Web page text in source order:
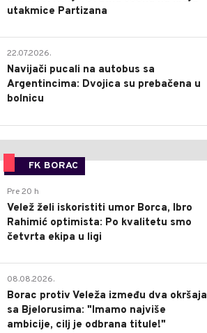
utakmice Partizana
22.07.2026.
Navijači pucali na autobus sa
Argentincima: Dvojica su prebačena u
bolnicu
FK BORAC
Pre 20 h
Velež želi iskoristiti umor Borca, Ibro
Rahimić optimista: Po kvalitetu smo
četvrta ekipa u ligi
08.08.2026.
Borac protiv Veleža između dva okršaja
sa Bjelorusima: "Imamo najviše
ambicije, cilj je odbrana titule!"